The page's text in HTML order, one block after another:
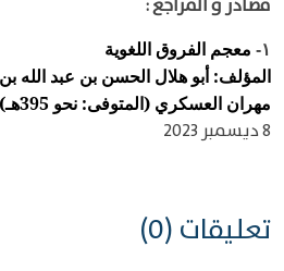
مصادر و المراجع :
١-
معجم الفروق اللغوية
المؤلف: أبو هلال الحسن بن عبد الله
مهران العسكري (المتوفى: نحو 395هـ)
8 ديسمبر 2023
تعليقات (0)